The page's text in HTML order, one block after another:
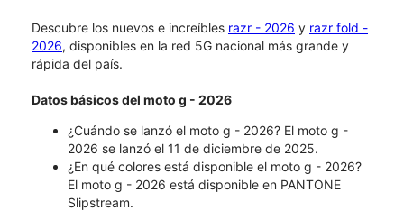
Descubre los nuevos e increíbles razr - 2026 y razr fold -
2026, disponibles en la red 5G nacional más grande y
rápida del país.
Datos básicos del moto g - 2026
¿Cuándo se lanzó el moto g - 2026?​​​​​​​ El moto g -
2026 se lanzó el 11 de diciembre de 2025.
¿En qué colores está disponible el moto g - 2026?
El moto g - 2026 está disponible en PANTONE
Slipstream.